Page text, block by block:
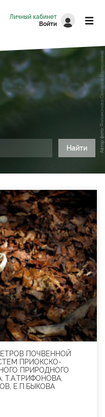
Личный кабинет
Войти
Автор фото:
Филимонова Светлана Валериевна
ПОЧВЕННОЙ
ПРИОКСКО-
ПРИРОДНОГО
Т.А.ТРИФОНОВА,
Е.П.БЫКОВА